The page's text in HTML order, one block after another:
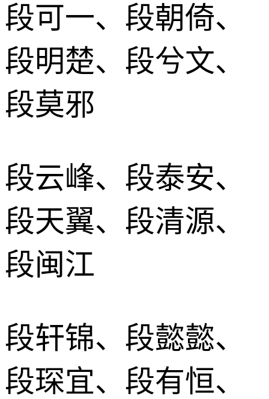
段可一、段朝倚、
段明楚、段兮文、
段莫邪
段云峰、段泰安、
段天翼、段清源、
段闽江
段轩锦、段懿懿、
段琛宜、段有恒、